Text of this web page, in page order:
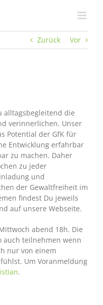
Zurück
Vor
alltagsbegleitend die
verinnerlichen. Unser
Potential der GfK für
Entwicklung erfahrbar
zu machen. Daher
zu jeder
und
der Gewaltfreiheit im
findest Du jeweils
auf unsere Webseite.
abend 18h. Die
auch teilnehmen wenn
nur von einem
Um Voranmeldung
.